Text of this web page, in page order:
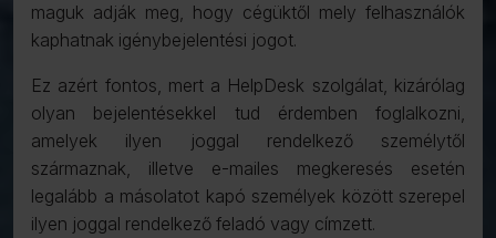
maguk adják meg, hogy cégüktől mely felhasználók
kaphatnak igénybejelentési jogot.
Ez azért fontos, mert a HelpDesk szolgálat, kizárólag
olyan bejelentésekkel tud érdemben foglalkozni,
amelyek ilyen joggal rendelkező személytől
származnak, illetve e-mailes megkeresés esetén
legalább a másolatot kapó személyek között szerepel
ilyen joggal rendelkező feladó vagy címzett.